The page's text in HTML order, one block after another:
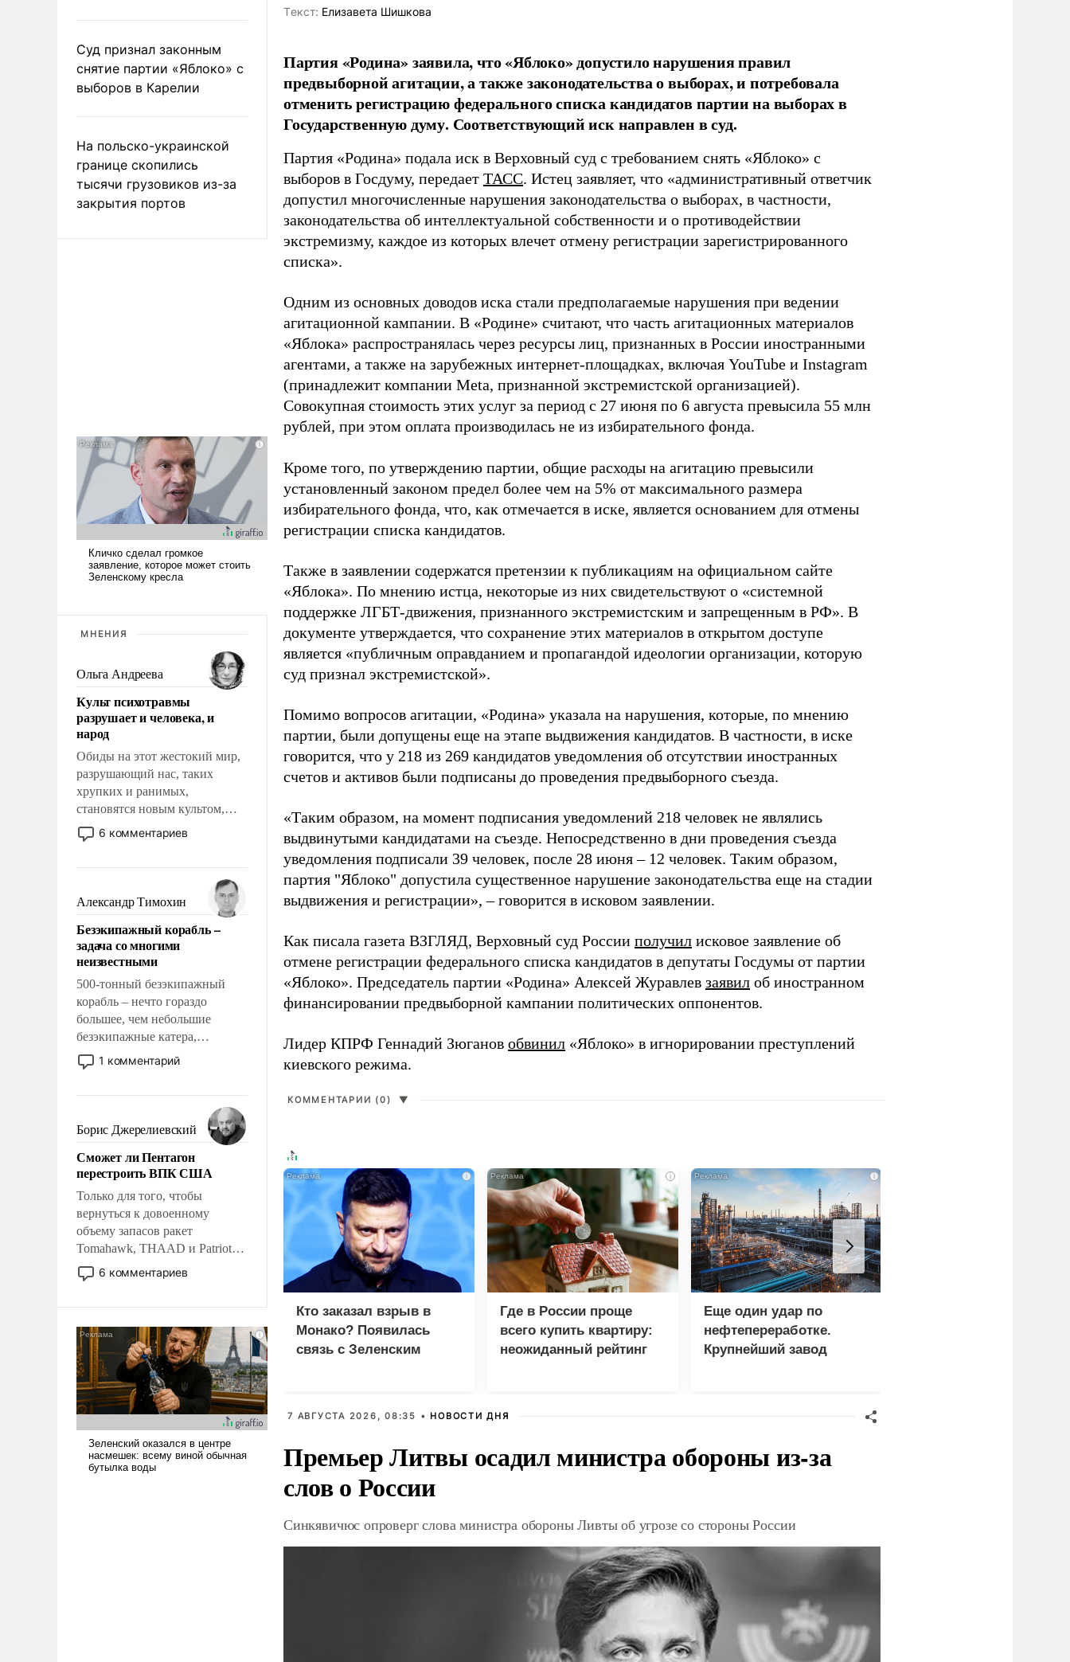
Суд признал законным
снятие партии «Яблоко» с
выборов в Карелии
На польско-украинской
границе скопились
тысячи грузовиков из-за
закрытия портов
МНЕНИЯ
Ольга Андреева
Культ психотравмы
разрушает и человека, и
народ
Обиды на этот жестокий мир,
разрушающий нас, таких
хрупких и ранимых,
становятся новым культом,
постепенно вытесняя и
отменяя традиционное
мужественным и твердым под
ударами судьбы, брать на себя
ответственность, помогать
слабым, идти вперед и
адаптироваться.
6 комментариев
Александр Тимохин
Безэкипажный корабль –
задача со многими
неизвестными
500-тонный безэкипажный
корабль – нечто гораздо
большее, чем небольшие
безэкипажные катера,
применение которых уже
стало обыденностью. Задача по
сложна и амбициозна. Однако
и ее реализация радикально
поднимет наши боевые
возможности.
1 комментарий
Борис Джерелиевский
Сможет ли Пентагон
перестроить ВПК США
Только для того, чтобы
вернуться к довоенному
объему запасов ракет
Tomahawk, THAAD и Patriot
США потребуется более трех
лет. Даже небольшая война с
Сложившаяся ситуация
означает многолетний период
уязвимости США, например,
перед Китаем.
6 комментариев
Tекст: Елизавета Шишкова
Партия «Родина» заявила, что «Яблоко» допустило нарушения правил
предвыборной агитации, а также законодательства о выборах, и потребовала
отменить регистрацию федерального списка кандидатов партии на выборах в
Государственную думу. Соответствующий иск направлен в суд.
Партия «Родина» подала иск в Верховный суд с требованием снять «Яблоко» с
выборов в Госдуму, передает ТАСС. Истец заявляет, что «административный ответчик
допустил многочисленные нарушения законодательства о выборах, в частности,
законодательства об интеллектуальной собственности и о противодействии
экстремизму, каждое из которых влечет отмену регистрации зарегистрированного
списка».
Одним из основных доводов иска стали предполагаемые нарушения при ведении
агитационной кампании. В «Родине» считают, что часть агитационных материалов
«Яблока» распространялась через ресурсы лиц, признанных в России иностранными
агентами, а также на зарубежных интернет-площадках, включая YouTube и Instagram
(принадлежит компании Meta, признанной экстремистской организацией).
Совокупная стоимость этих услуг за период с 27 июня по 6 августа превысила 55 млн
рублей, при этом оплата производилась не из избирательного фонда.
Кроме того, по утверждению партии, общие расходы на агитацию превысили
установленный законом предел более чем на 5% от максимального размера
избирательного фонда, что, как отмечается в иске, является основанием для отмены
регистрации списка кандидатов.
Также в заявлении содержатся претензии к публикациям на официальном сайте
«Яблока». По мнению истца, некоторые из них свидетельствуют о «системной
поддержке ЛГБТ-движения, признанного экстремистским и запрещенным в РФ». В
документе утверждается, что сохранение этих материалов в открытом доступе
является «публичным оправданием и пропагандой идеологии организации, которую
суд признал экстремистской».
Помимо вопросов агитации, «Родина» указала на нарушения, которые, по мнению
партии, были допущены еще на этапе выдвижения кандидатов. В частности, в иске
говорится, что у 218 из 269 кандидатов уведомления об отсутствии иностранных
счетов и активов были подписаны до проведения предвыборного съезда.
«Таким образом, на момент подписания уведомлений 218 человек не являлись
выдвинутыми кандидатами на съезде. Непосредственно в дни проведения съезда
уведомления подписали 39 человек, после 28 июня – 12 человек. Таким образом,
партия "Яблоко" допустила существенное нарушение законодательства еще на стадии
выдвижения и регистрации», – говорится в исковом заявлении.
Как писала газета ВЗГЛЯД, Верховный суд России получил исковое заявление об
отмене регистрации федерального списка кандидатов в депутаты Госдумы от партии
«Яблоко». Председатель партии «Родина» Алексей Журавлев заявил об иностранном
финансировании предвыборной кампании политических оппонентов.
Лидер КПРФ Геннадий Зюганов обвинил «Яблоко» в игнорировании преступлений
киевского режима.
КОММЕНТАРИИ (0) ▼
i
Кто заказал взрыв в
Монако? Появилась
связь с Зеленским
i
Где в России проще
всего купить квартиру:
неожиданный рейтинг
i
Еще один удар по
нефтепереработке.
Крупнейший завод
7 АВГУСТА 2026, 08:35 • НОВОСТИ ДНЯ
Премьер Литвы осадил министра обороны из-за
слов о России
Синкявичюс опроверг слова министра обороны Ливты об угрозе со стороны России